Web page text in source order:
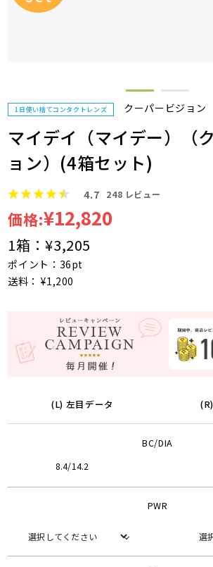
1日使い捨てコンタクトレンズ クーパービジョン
マイデイ（マイデー）（
ョン）(4箱セット)
4.7 248 レビュー
価格:¥12,820
1箱：¥3,205
ポイント：36pt
送料： ¥1,200
(L) 左目データ
BC/DIA
8.4/14.2
PWR